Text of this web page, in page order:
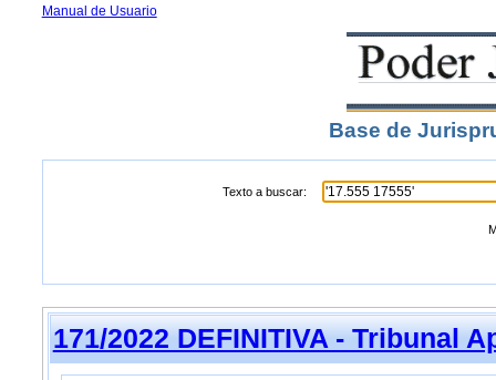
Manual de Usuario
Base de
Texto a buscar:
171/2022 DEFINITIVA - Tribunal